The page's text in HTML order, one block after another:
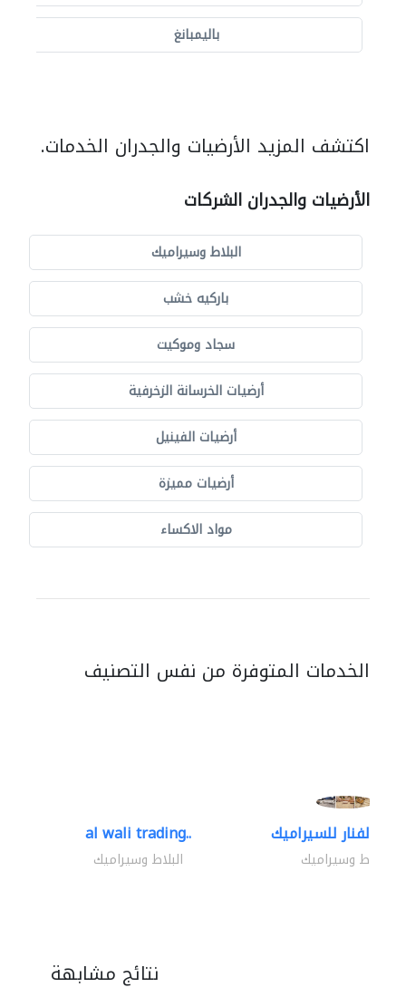
باليمبانغ
اكتشف المزيد الأرضيات والجدران الخدمات.
الأرضيات والجدران الشركات
البلاط وسيراميك
باركيه خشب
سجاد وموكيت
أرضيات الخرسانة الزخرفية
أرضيات الفينيل
أرضيات مميزة
مواد الاكساء
الخدمات المتوفرة من نفس التصنيف
al wali trading..
البلاط وسيراميك البلاط وسيراميك
نتائج مشابهة